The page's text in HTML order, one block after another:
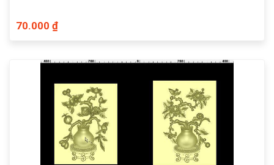
70.000 ₫